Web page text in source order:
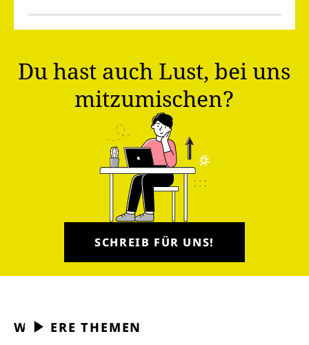
Du hast auch Lust, bei uns
mitzumischen?
SCHREIB FÜR UNS!
WEITERE THEMEN